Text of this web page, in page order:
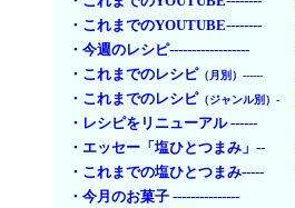
・これまでのYOUTUBE--------
・今週のレシピ------------------
・これまでのレシピ （月別）------
・これまでのレシピ （ジャンル別）-
・レシピをリニューアル ------
・エッセー「塩ひとつまみ」--
・これまでの塩ひとつまみ-----
・今月のお菓子 ---------------